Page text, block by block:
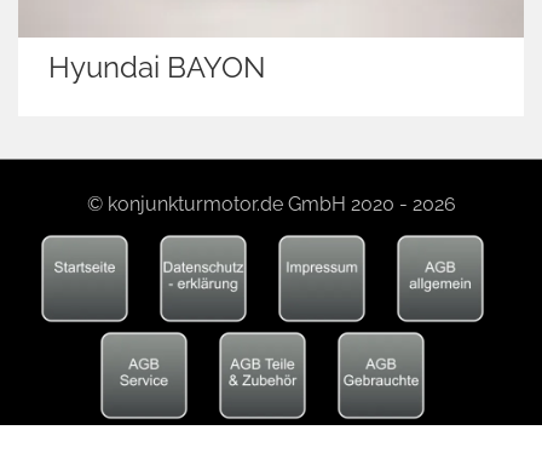
Hyundai BAYON
© konjunkturmotor.de GmbH 2020 - 2026